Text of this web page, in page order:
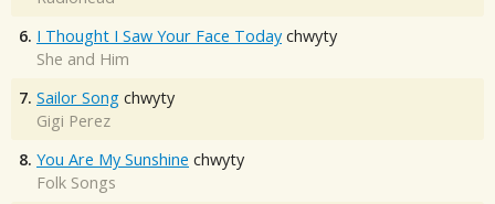
6. I Thought I Saw Your Face Today chwyty
She and Him
7. Sailor Song chwyty
Gigi Perez
8. You Are My Sunshine chwyty
Folk Songs